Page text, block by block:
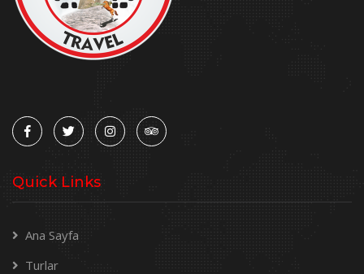
Quick Links
Ana Sayfa
Turlar